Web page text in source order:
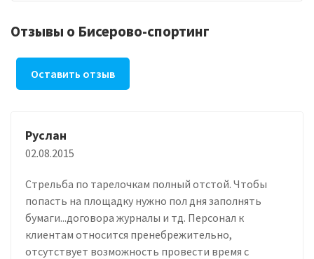
Отзывы о Бисерово-спортинг
Оставить отзыв
Руслан
02.08.2015
Стрельба по тарелочкам полный отстой. Чтобы
попасть на площадку нужно пол дня заполнять
бумаги...договора журналы и тд. Персонал к
клиентам относится пренебрежительно,
отсутствует возможность провести время с